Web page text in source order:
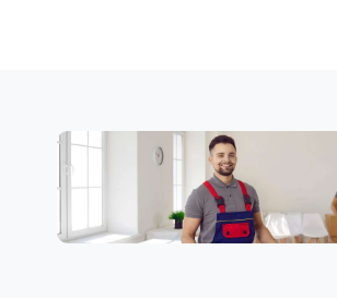
Feldkirch
Expressumzug